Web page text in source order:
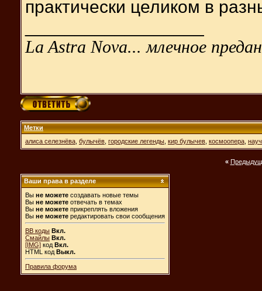
практически целиком в
La Astra Nova... млечное
Метки
алиса селезнёва булычёв городские легенды кир булычев космоопера
«
Ваши права в разделе
Вы не можете создавать новые темы
Вы не можете отвечать в темах
Вы не можете прикреплять вложения
Вы не можете редактировать свои сообщения
BB коды Вкл.
Смайлы Вкл.
[IMG] код Вкл.
HTML код Выкл.
Правила форума